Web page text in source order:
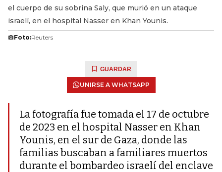
el cuerpo de su sobrina Saly, que murió en un ataque
israelí, en el hospital Nasser en Khan Younis.
Foto:Reuters
GUARDAR
UNIRSE A WHATSAPP
La fotografía fue tomada el 17 de octubre
de 2023 en el hospital Nasser en Khan
Younis, en el sur de Gaza, donde las
familias buscaban a familiares muertos
durante el bombardeo israelí del enclave